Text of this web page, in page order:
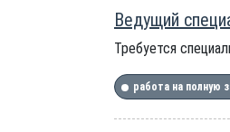
Ведущий
Требуется
работа на полную